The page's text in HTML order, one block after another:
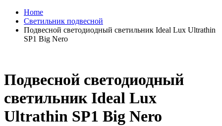
Home
Светильник подвесной
Подвесной светодиодный светильник Ideal Lux Ultrathin
SP1 Big Nero
Подвесной светодиодный
светильник Ideal Lux
Ultrathin SP1 Big Nero